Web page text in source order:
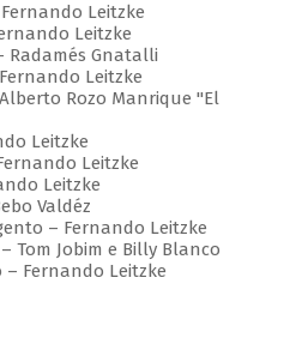
Leitzke
Leitzke
Gnatalli
Leitzke
Rozo Manrique "El
Leitzke
Leitzke
Leitzke
Valdéz
– Fernando Leitzke
Tom Jobim e Billy Blanco
Fernando Leitzke